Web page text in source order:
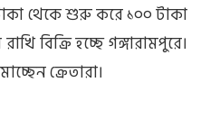
থেকে শুরু করে ১০০ টাকা
বিক্রি হচ্ছে গঙ্গারামপুরে।
ক্রেতারা।